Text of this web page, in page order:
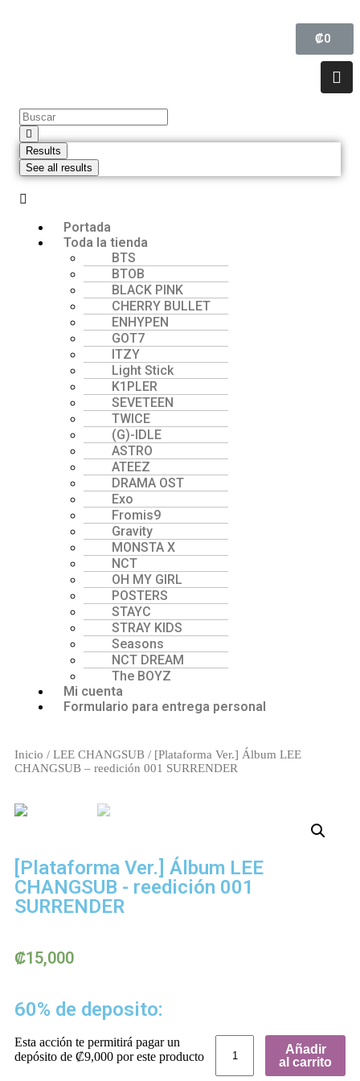
₡0
Results
See all results
Portada
Toda la tienda
BTS
BTOB
BLACK PINK
CHERRY BULLET
ENHYPEN
GOT7
ITZY
Light Stick
K1PLER
SEVETEEN
TWICE
(G)-lDLE
ASTRO
ATEEZ
DRAMA OST
Exo
Fromis9
Gravity
MONSTA X
NCT
OH MY GIRL
POSTERS
STAYC
STRAY KIDS
Seasons
NCT DREAM
The BOYZ
Mi cuenta
Formulario para entrega personal
Inicio / LEE CHANGSUB / [Plataforma Ver.] Álbum LEE
CHANGSUB – reedición 001 SURRENDER
[Plataforma Ver.] Álbum LEE
CHANGSUB - reedición 001
SURRENDER
₡15,000
60% de deposito:
Esta acción te permitirá pagar un
depósito de ₡9,000 por este producto
Añadir
al carrito